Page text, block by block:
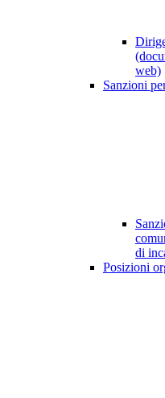
web)
Sanzioni
di
Posizioni